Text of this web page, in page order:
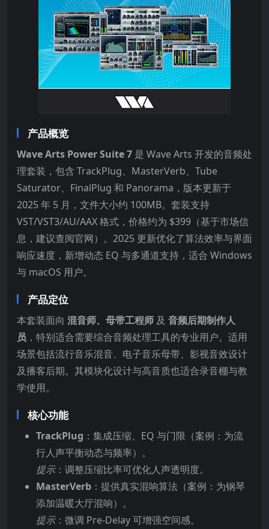
产品概览
Wave Arts Power Suite 7 是 Wave Arts 开发的音频处
理套装，包含 TrackPlug、MasterVerb、Tube
Saturator、FinalPlug 和 Panorama，版本更新于
2025 年 5 月，文件大小约 100MB。套装支持
VST/VST3/AU/AAX 格式，价格约为 $399（基于市场信
息，建议查阅官网）。2025 更新优化了算法效率与界面
响应速度，新增动态 EQ 与多通道支持，适合 Windows
与 macOS 用户。
产品定位
本套装面向 混音师、母带工程师 及 音频后期制作人
员 ，特别适合需要综合音频处理工具的专业用户。适用
场景包括流行音乐混音、电子音乐母带、影视音效设计
及播客后期。其模块化设计与高音质也适合录音棚与教
学使用。
核心功能
TrackPlug ：集成压缩、EQ 与门限（案例：为流
行人声平衡动态与频率）。
提示：调整压缩比率可优化人声透明度。
MasterVerb ：提供真实混响算法（案例：为钢琴
添加温暖大厅混响）。
提示：微调 Pre-Delay 可增强空间感。